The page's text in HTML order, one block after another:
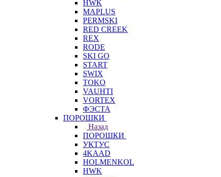
HWK
MAPLUS
PERMSKI
RED CREEK
REX
RODE
SKI GO
START
SWIX
TOKO
VAUHTI
VORTEX
ФЭСТА
ПОРОШКИ
Назад
ПОРОШКИ
УКТУС
4KAAD
HOLMENKOL
HWK